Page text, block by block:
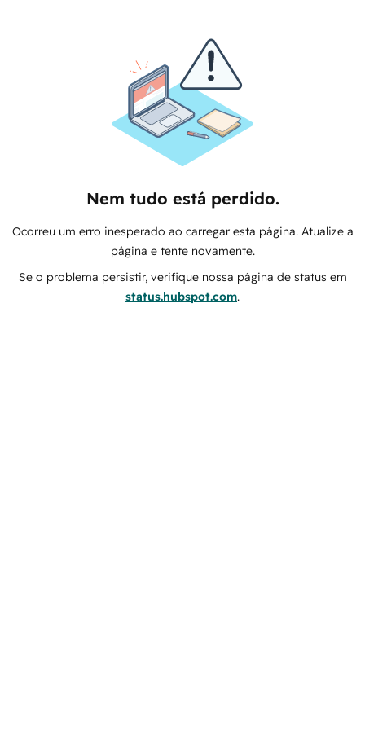
Nem tudo está perdido.
Ocorreu um erro inesperado ao carregar esta página. Atualize a
página e tente novamente.
Se o problema persistir, verifique nossa página de status em
status.hubspot.com.